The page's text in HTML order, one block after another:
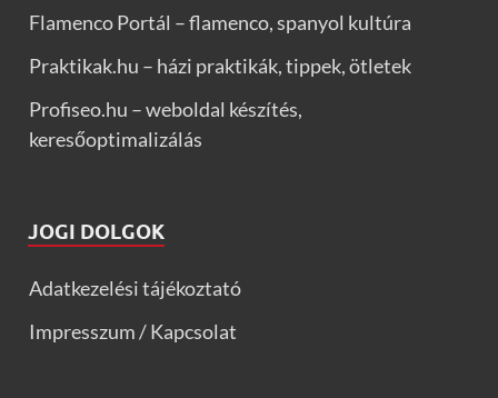
Flamenco Portál – flamenco, spanyol kultúra
Praktikak.hu – házi praktikák, tippek, ötletek
Profiseo.hu – weboldal készítés,
keresőoptimalizálás
JOGI DOLGOK
Adatkezelési tájékoztató
Impresszum / Kapcsolat